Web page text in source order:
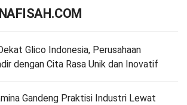
Glico Indonesia, Perusahaan
dengan Cita Rasa Unik dan Inovatif
Gandeng Praktisi Industri Lewat